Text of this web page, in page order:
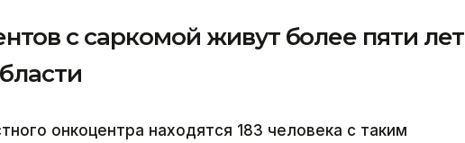
с саркомой живут более пяти лет
онкоцентра находятся 183 человека с таким